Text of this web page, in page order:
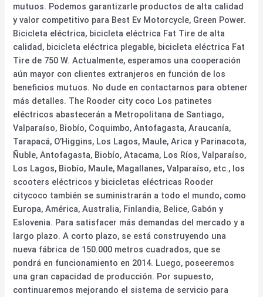
mutuos. Podemos garantizarle productos de alta calidad
y valor competitivo para Best Ev Motorcycle, Green Power.
Bicicleta eléctrica, bicicleta eléctrica Fat Tire de alta
calidad, bicicleta eléctrica plegable, bicicleta eléctrica Fat
Tire de 750 W. Actualmente, esperamos una cooperación
aún mayor con clientes extranjeros en función de los
beneficios mutuos. No dude en contactarnos para obtener
más detalles. The Rooder city coco Los patinetes
eléctricos abastecerán a Metropolitana de Santiago,
Valparaíso, Biobío, Coquimbo, Antofagasta, Araucanía,
Tarapacá, O’Higgins, Los Lagos, Maule, Arica y Parinacota,
Ñuble, Antofagasta, Biobío, Atacama, Los Ríos, Valparaíso,
Los Lagos, Biobío, Maule, Magallanes, Valparaíso, etc., los
scooters eléctricos y bicicletas eléctricas Rooder
citycoco también se suministrarán a todo el mundo, como
Europa, América, Australia, Finlandia, Belice, Gabón y
Eslovenia. Para satisfacer más demandas del mercado y a
largo plazo. A corto plazo, se está construyendo una
nueva fábrica de 150.000 metros cuadrados, que se
pondrá en funcionamiento en 2014. Luego, poseeremos
una gran capacidad de producción. Por supuesto,
continuaremos mejorando el sistema de servicio para